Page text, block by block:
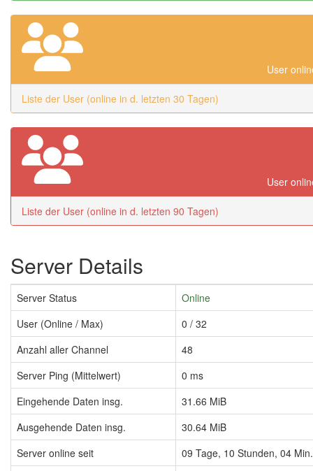
User
Liste der User (online in d. letzten 30 Tagen)
User
Liste der User (online in d. letzten 90 Tagen)
Server Details
Server Status
Online
User (Online / Max)
0 / 32
Anzahl aller Channel
48
Server Ping (Mittelwert)
0 ms
Eingehende Daten insg.
31.66 MiB
Ausgehende Daten insg.
30.64 MiB
Server online seit
09 Tage, 10 Stunden, 04